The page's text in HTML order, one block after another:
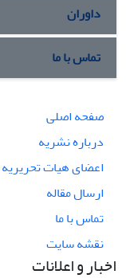
داوران
تماس با ما
صفحه اصلی
درباره نشریه
اعضای هیات تحریریه
ارسال مقاله
تماس با ما
نقشه سایت
اخبار و اعلانات